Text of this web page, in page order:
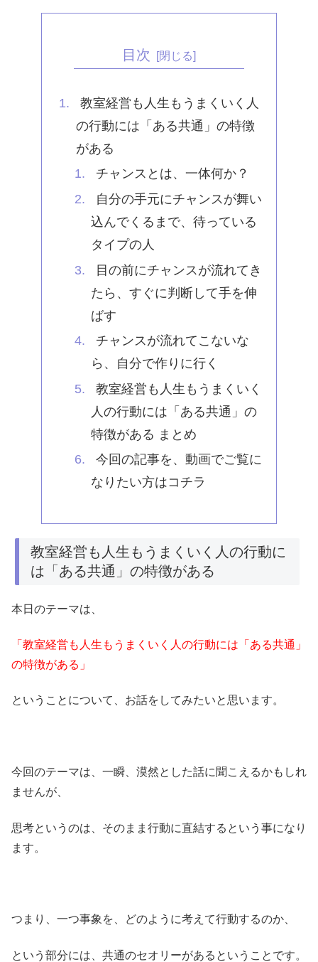
目次
教室経営も人生もうまくいく人
の行動には「ある共通」の特徴
がある
チャンスとは、一体何か？
自分の手元にチャンスが舞い
込んでくるまで、待っている
タイプの人
目の前にチャンスが流れてき
たら、すぐに判断して手を伸
ばす
チャンスが流れてこないな
ら、自分で作りに行く
教室経営も人生もうまくいく
人の行動には「ある共通」の
特徴がある まとめ
今回の記事を、動画でご覧に
なりたい方はコチラ
教室経営も人生もうまくいく人の行動に
は「ある共通」の特徴がある
本日のテーマは、
「教室経営も人生もうまくいく人の行動には「ある共通」
の特徴がある」
ということについて、お話をしてみたいと思います。
今回のテーマは、一瞬、漠然とした話に聞こえるかもしれ
ませんが、
思考というのは、そのまま行動に直結するという事になり
ます。
つまり、一つ事象を、どのように考えて行動するのか、
という部分には、共通のセオリーがあるということです。